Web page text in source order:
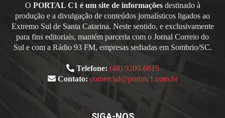
O PORTAL C1 é um site de informaçõesdestinado à
produção e a divulgação de conteúdos jornalísticos ligados ao
Extremo Sul de Santa Catarina. Neste sentido, e exclusivamente
para fins editoriais, mantém parceria com o Jornal Correio do
Sul e com a Rádio 93 FM, empresas sediadas em Sombrio/SC.
Telefone: (48) 9200-6615
Contato: comercial@portalc1.com.br